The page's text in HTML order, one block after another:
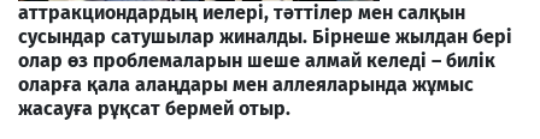
аттракциондардың иелері, тәттілер мен салқын
сусындар сатушылар жиналды. Бірнеше жылдан бері
олар өз проблемаларын шеше алмай келеді – билік
оларға қала алаңдары мен аллеяларында жұмыс
жасауға рұқсат бермей отыр.